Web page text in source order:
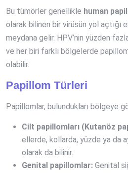
Bu tümörler genellikle human
olarak bilinen bir virüsün yol açtığı
meydana gelir. HPV’nin yüzden
ve her biri farklı bölgelerde
olabilir.
Papillom Türleri
Papillomlar, bulundukları bölgeye
Cilt papillomları (Kutanöz
ellerde, kollarda, yüzde ya da
olarak da bilinir.
Genital papillomlar: Genital